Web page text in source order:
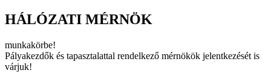
HÁLÓZATI MÉRNÖK
munkakörbe!
Pályakezdők és tapasztalattal rendelkező mérnökök jelentkezését is
várjuk!